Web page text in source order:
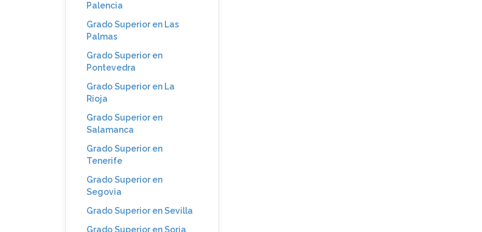
Palencia
Grado Superior en Las
Palmas
Grado Superior en
Pontevedra
Grado Superior en La
Rioja
Grado Superior en
Salamanca
Grado Superior en
Tenerife
Grado Superior en
Segovia
Grado Superior en Sevilla
Grado Superior en Soria